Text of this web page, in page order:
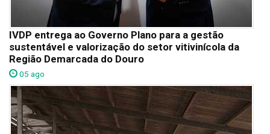
IVDP entrega ao Governo Plano para a gestão
sustentável e valorização do setor vitivinícola da
Região Demarcada do Douro
05 ago